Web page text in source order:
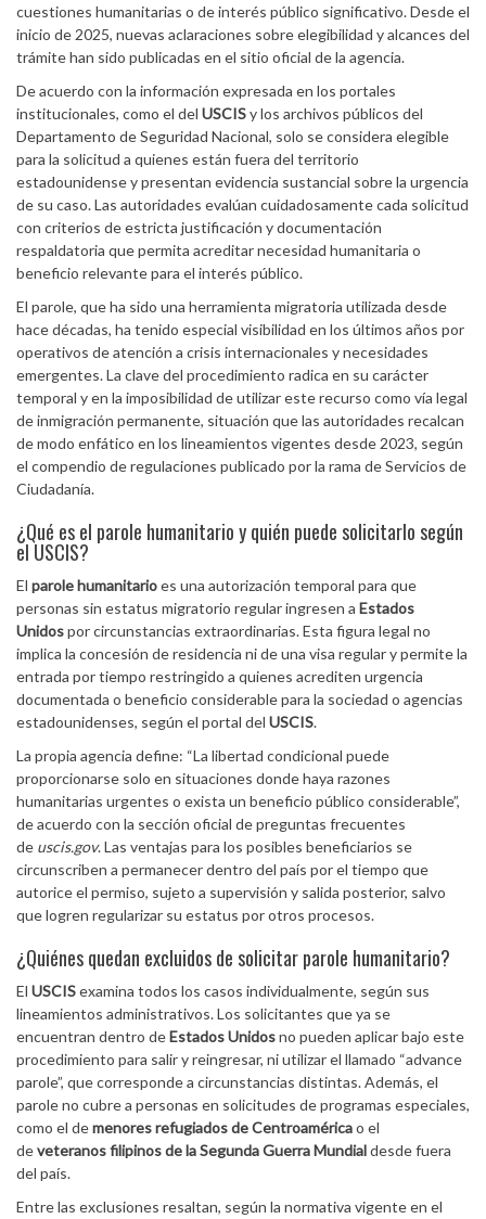
cuestiones humanitarias o de interés público significativo. Desde el
inicio de 2025, nuevas aclaraciones sobre elegibilidad y alcances del
trámite han sido publicadas en el sitio oficial de la agencia.
De acuerdo con la información expresada en los portales
institucionales, como el del USCISy los archivos públicos del
Departamento de Seguridad Nacional, solo se considera elegible
para la solicitud a quienes están fuera del territorio
estadounidense y presentan evidencia sustancial sobre la urgencia
de su caso. Las autoridades evalúan cuidadosamente cada solicitud
con criterios de estricta justificación y documentación
respaldatoria que permita acreditar necesidad humanitaria o
beneficio relevante para el interés público.
El parole, que ha sido una herramienta migratoria utilizada desde
hace décadas, ha tenido especial visibilidad en los últimos años por
operativos de atención a crisis internacionales y necesidades
emergentes. La clave del procedimiento radica en su carácter
temporal y en la imposibilidad de utilizar este recurso como vía legal
de inmigración permanente, situación que las autoridades recalcan
de modo enfático en los lineamientos vigentes desde 2023, según
el compendio de regulaciones publicado por la rama de Servicios de
Ciudadanía.
¿Qué es el parole humanitario y quién puede solicitarlo según
el USCIS?
El parole humanitarioes una autorización temporal para que
personas sin estatus migratorio regular ingresen a Estados
Unidospor circunstancias extraordinarias. Esta figura legal no
implica la concesión de residencia ni de una visa regular y permite la
entrada por tiempo restringido a quienes acrediten urgencia
documentada o beneficio considerable para la sociedad o agencias
estadounidenses, según el portal del USCIS.
La propia agencia define: “La libertad condicional puede
proporcionarse solo en situaciones donde haya razones
humanitarias urgentes o exista un beneficio público considerable”,
de acuerdo con la sección oficial de preguntas frecuentes
de uscis.gov. Las ventajas para los posibles beneficiarios se
circunscriben a permanecer dentro del país por el tiempo que
autorice el permiso, sujeto a supervisión y salida posterior, salvo
que logren regularizar su estatus por otros procesos.
¿Quiénes quedan excluidos de solicitar parole humanitario?
El USCISexamina todos los casos individualmente, según sus
lineamientos administrativos. Los solicitantes que ya se
encuentran dentro deEstados Unidosno pueden aplicar bajo este
procedimiento para salir y reingresar, ni utilizar el llamado “advance
parole”, que corresponde a circunstancias distintas. Además, el
parole no cubre a personas en solicitudes de programas especiales,
como el demenores refugiados de Centroaméricao el
deveteranos filipinos de la Segunda Guerra Mundialdesde fuera
del país.
Entre las exclusiones resaltan, según la normativa vigente en el